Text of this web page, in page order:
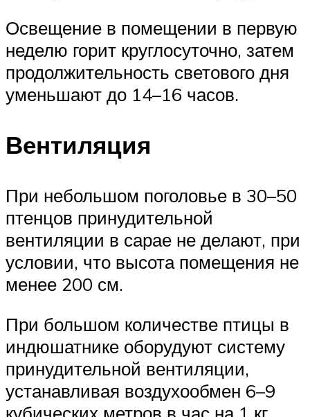
Освещение в помещении в первую
неделю горит круглосуточно, затем
продолжительность светового дня
уменьшают до 14–16 часов.
Вентиляция
При небольшом поголовье в 30–50
птенцов принудительной
вентиляции в сарае не делают, при
условии, что высота помещения не
менее 200 см.
При большом количестве птицы в
индюшатнике оборудуют систему
принудительной вентиляции,
устанавливая воздухообмен 6–9